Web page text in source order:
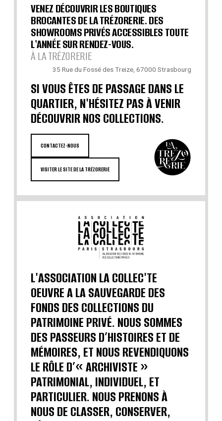
VENEZ DÉCOUVRIR LES BOUTIQUES
BROCANTES DE LA TRÉZORERIE. DES
SHOWROOMS PRIVÉS ACCESSIBLES TOUTE
L'ANNÉE SUR RENDEZ-VOUS.
À LA TRÉZORERIE
35 Rue du Fossé des Treize, 67000 Strasbourg
SI VOUS ÊTES DE PASSAGE DANS LE
QUARTIER, N'HÉSITEZ PAS À VENIR
DÉCOUVRIR NOS COLLECTIONS.
CONTACTEZ-NOUS
VISITER LE SITE DE LA TRÉZORERIE
L'ASSOCIATION LA COLLEC'TE
OEUVRE A LA SAUVEGARDE DES
FONDS DES COLLECTIONS DU
PATRIMOINE PRIVÉ. NOUS SOMMES
DES PASSEURS D’HISTOIRES ET DE
MÉMOIRES, ET NOUS REVENDIQUONS
LE RÔLE D’« ARCHIVISTE »
PATRIMONIAL, INDIVIDUEL, ET
PARTICULIER. NOUS PRENONS À
NOUS DE CLASSER, CONSERVER,